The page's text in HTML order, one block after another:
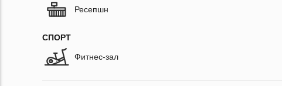
Ресепшн
СПОРТ
Фитнес-зал